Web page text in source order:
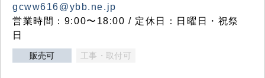
gcww616@ybb.ne.jp
営業時間：9:00〜18:00 / 定休日：日曜日・祝祭
日
販売可 工事・取付可